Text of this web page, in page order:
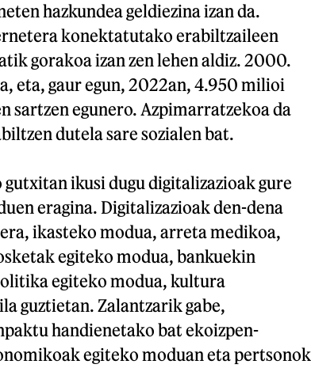
hazkundea geldiezina izan da.
konektatutako erabiltzaileen
gorakoa izan zen lehen aldiz. 2000.
eta, gaur egun, 2022an, 4.950 milioi
sartzen egunero. Azpimarratzekoa da
dutela sare sozialen bat.
ikusi dugu digitalizazioak gure
eragina. Digitalizazioak den-dena
ikasteko modua, arreta medikoa,
egiteko modua, bankuekin
egiteko modua, kultura
guztietan. Zalantzarik gabe,
handienetako bat ekoizpen-
egiteko moduan eta pertsonok